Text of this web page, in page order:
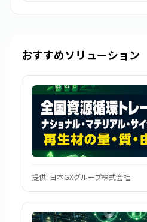
おすすめソリューション
提供: 日本GXグループ株式会社